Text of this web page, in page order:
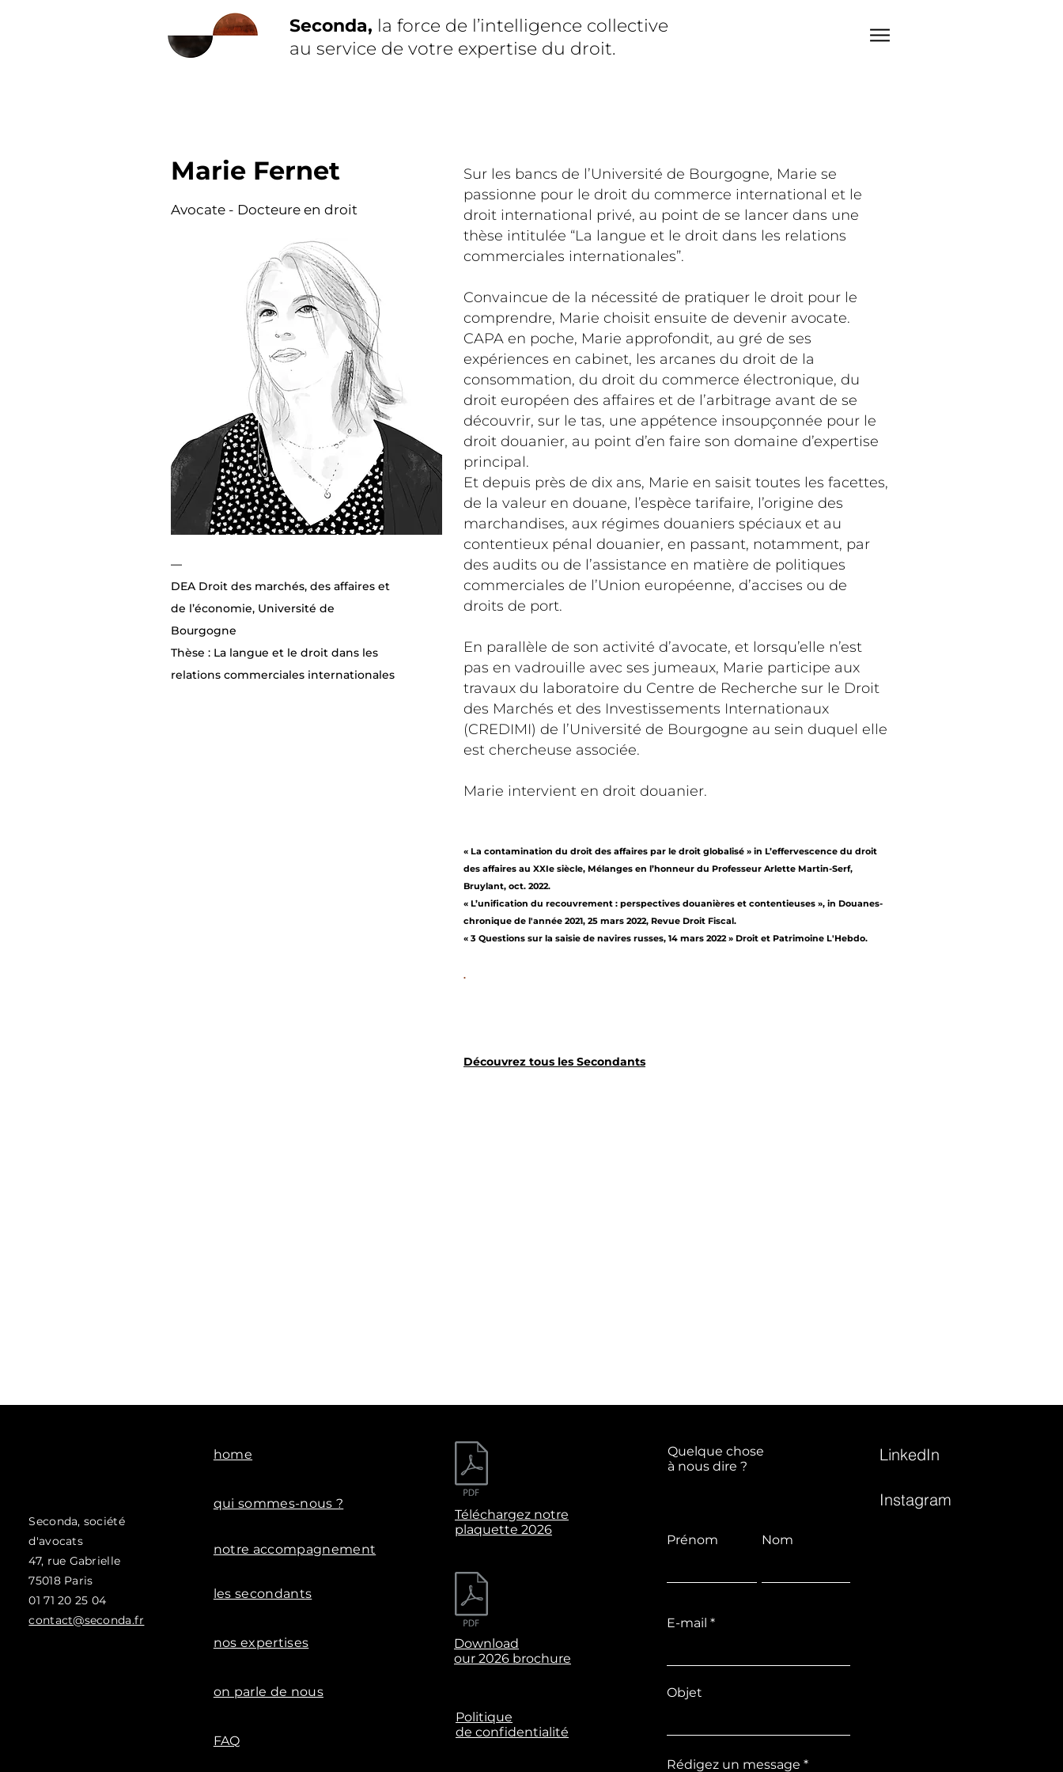
Seconda, la force de l’intelligence collective
au service de votre expertise du droit.
Marie Fernet
Avocate - Docteure en droit
—
DEA Droit des marchés, des affaires et
de l’économie, Université de
Bourgogne
Thèse : La langue et le droit dans les
relations commerciales internationales
Sur les bancs de l’Université de Bourgogne, Marie se
passionne pour le droit du commerce international et le
droit international privé, au point de se lancer dans une
thèse intitulée “La langue et le droit dans les relations
commerciales internationales”.
Convaincue de la nécessité de pratiquer le droit pour le
comprendre, Marie choisit ensuite de devenir avocate.
CAPA en poche, Marie approfondit, au gré de ses
expériences en cabinet, les arcanes du droit de la
consommation, du droit du commerce électronique, du
droit européen des affaires et de l’arbitrage avant de se
découvrir, sur le tas, une appétence insoupçonnée pour le
droit douanier, au point d’en faire son domaine d’expertise
principal.
Et depuis près de dix ans, Marie en saisit toutes les facettes,
de la valeur en douane, l’espèce tarifaire, l’origine des
marchandises, aux régimes douaniers spéciaux et au
contentieux pénal douanier, en passant, notamment, par
des audits ou de l’assistance en matière de politiques
commerciales de l’Union européenne, d’accises ou de
droits de port.
En parallèle de son activité d’avocate, et lorsqu’elle n’est
pas en vadrouille avec ses jumeaux, Marie participe aux
travaux du laboratoire du Centre de Recherche sur le Droit
des Marchés et des Investissements Internationaux
(CREDIMI) de l’Université de Bourgogne au sein duquel elle
est chercheuse associée.
Marie intervient en droit douanier.
« La contamination du droit des affaires par le droit globalisé » in L’effervescence du droit
des affaires au XXIe siècle, Mélanges en l’honneur du Professeur Arlette Martin-Serf,
Bruylant, oct. 2022.
« L’unification du recouvrement : perspectives douanières et contentieuses », in Douanes-
chronique de l'année 2021, 25 mars 2022, Revue Droit Fiscal.
« 3 Questions sur la saisie de navires russes, 14 mars 2022 » Droit et Patrimoine L'Hebdo.
.
Découvrez tous les Secondants
Seconda, société
d'avocats
47, rue Gabrielle
75018 Paris
01 71 20 25 04
contact@seconda.fr
home
qui sommes-nous ?
notre accompagnement
les secondants
nos expertises
on parle de nous
FAQ
Téléchargez notre
plaquette 2026
Download
our 2026 brochure
Politique
de confidentialité
Quelque chose
à nous dire ?
Prénom Nom
E-mail
Objet
Rédigez un message
LinkedIn
Instagram